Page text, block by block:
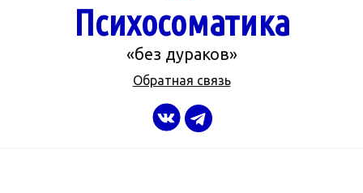
Психосоматика
«без дураков»
Обратная связь